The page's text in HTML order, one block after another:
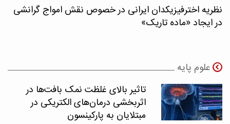
نظریه اخترفیزیکدان ایرانی در خصوص نقش امواج گرانشی
در ایجاد «ماده تاریک»
علوم پایه
تاثیر بالای غلظت نمک بافت‌ها در
اثربخشی درمان‌های الکتریکی در
مبتلایان به پارکینسون